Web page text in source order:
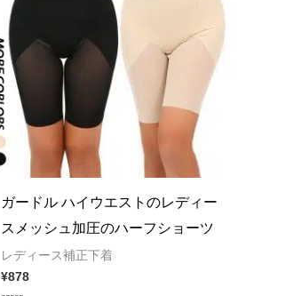
ガードル ハイウエストのレディー
スメッシュ加圧のハーフショーツ
レディース補正下着
¥878